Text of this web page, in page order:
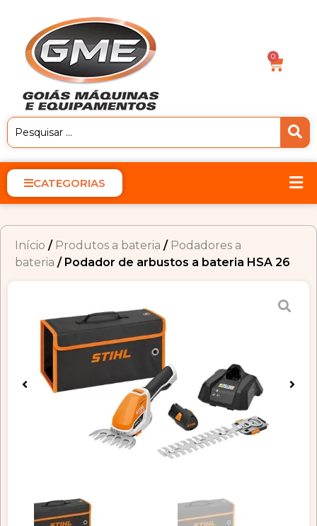
0
CATEGORIAS
Início / Produtos a bateria / Podadores a
bateria / Podador de arbustos a bateria HSA 26